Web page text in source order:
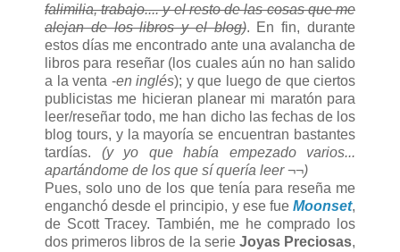
falimilia, trabajo.... y el resto de las cosas que me
alejan de los libros y el blog). En fin, durante
estos días me encontrado ante una avalancha de
libros para reseñar (los cuales aún no han salido
a la venta -en inglés); y que luego de que ciertos
publicistas me hicieran planear mi maratón para
leer/reseñar todo, me han dicho las fechas de los
blog tours, y la mayoría se encuentran bastantes
tardías. (y yo que había empezado varios...
apartándome de los que sí quería leer ¬¬)
Pues, solo uno de los que tenía para reseña me
enganchó desde el principio, y ese fueMoonset,
de Scott Tracey. También, me he comprado los
dos primeros libros de la serie Joyas Preciosas,